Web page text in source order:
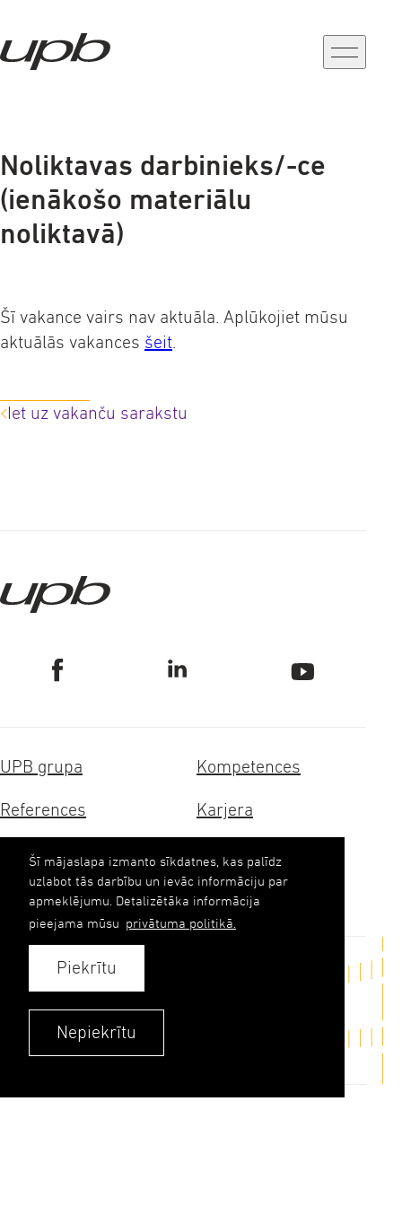
Šī mājaslapa izmanto sīkdatnes, kas palīdz
uzlabot tās darbību un ievāc informāciju par
apmeklējumu. Detalizētāka informācija
pieejama mūsu privātuma politikā.
Nepiekrītu
Piekrītu
Noliktavas darbinieks/-ce
(ienākošo materiālu
noliktavā)
Šī vakance vairs nav aktuāla. Aplūkojiet mūsu
aktuālās vakances šeit.
Iet uz vakanču sarakstu
UPB grupa Kompetences
References Karjera
Sertifikāti Ilgtspēja
Kontakti
Sazināties
upb(abols)upb.lv
+371 6348 9333